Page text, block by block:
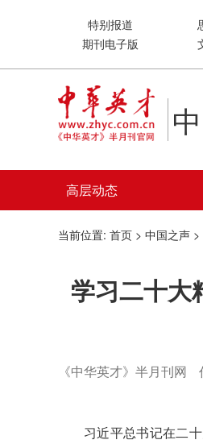
特别报道
期刊电子版
高层动态
当前位置: 首页 > 中国之声 >
学习二十大
《中华英才》半月刊网
习近平总书记在二